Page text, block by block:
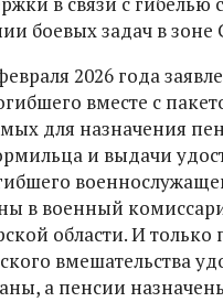
боевых задач в зоне
2026 года
вместе с
для назначения
и выдачи
в военный
области. И только
вмешательства
а пенсии